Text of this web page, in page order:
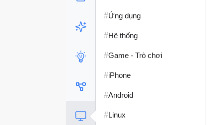
#Ứng dụng
#Hệ thống
#Game - Trò chơi
#iPhone
#Android
#Linux